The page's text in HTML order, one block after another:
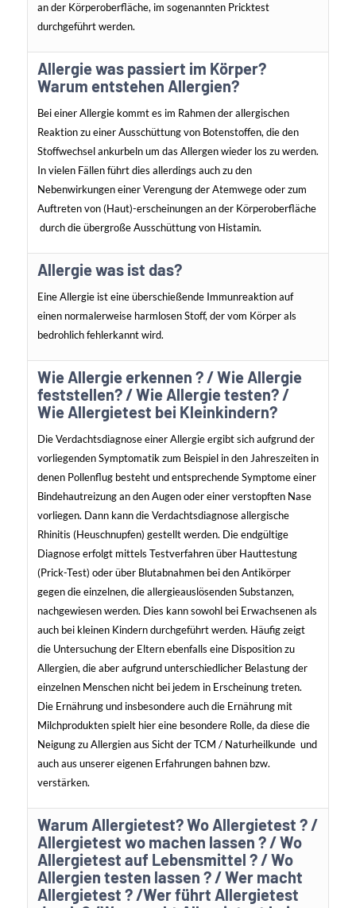
an der Körperoberfläche, im sogenannten Pricktest
durchgeführt werden.
Allergie was passiert im Körper?
Warum entstehen Allergien?
Bei einer Allergie kommt es im Rahmen der allergischen
Reaktion zu einer Ausschüttung von Botenstoffen, die den
Stoffwechsel ankurbeln um das Allergen wieder los zu werden.
In vielen Fällen führt dies allerdings auch zu den
Nebenwirkungen einer Verengung der Atemwege oder zum
Auftreten von (Haut)-erscheinungen an der Körperoberfläche
durch die übergroße Ausschüttung von Histamin.
Allergie was ist das?
Eine Allergie ist eine überschießende Immunreaktion auf
einen normalerweise harmlosen Stoff, der vom Körper als
bedrohlich fehlerkannt wird.
Wie Allergie erkennen ? / Wie Allergie
feststellen? / Wie Allergie testen? /
Wie Allergietest bei Kleinkindern?
Die Verdachtsdiagnose einer Allergie ergibt sich aufgrund der
vorliegenden Symptomatik zum Beispiel in den Jahreszeiten in
denen Pollenflug besteht und entsprechende Symptome einer
Bindehautreizung an den Augen oder einer verstopften Nase
vorliegen. Dann kann die Verdachtsdiagnose allergische
Rhinitis (Heuschnupfen) gestellt werden. Die endgültige
Diagnose erfolgt mittels Testverfahren über Hauttestung
(Prick-Test) oder über Blutabnahmen bei den Antikörper
gegen die einzelnen, die allergieauslösenden Substanzen,
nachgewiesen werden. Dies kann sowohl bei Erwachsenen als
auch bei kleinen Kindern durchgeführt werden. Häufig zeigt
die Untersuchung der Eltern ebenfalls eine Disposition zu
Allergien, die aber aufgrund unterschiedlicher Belastung der
einzelnen Menschen nicht bei jedem in Erscheinung treten.
Die Ernährung und insbesondere auch die Ernährung mit
Milchprodukten spielt hier eine besondere Rolle, da diese die
Neigung zu Allergien aus Sicht der TCM / Naturheilkunde und
auch aus unserer eigenen Erfahrungen bahnen bzw.
verstärken.
Warum Allergietest? Wo Allergietest ? /
Allergietest wo machen lassen ? / Wo
Allergietest auf Lebensmittel ? / Wo
Allergien testen lassen ? / Wer macht
Allergietest ? /Wer führt Allergietest